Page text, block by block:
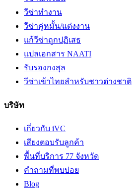
วีซ่าทำงาน
วีซ่าคู่หมั้น/แต่งงาน
แก้วีซ่าถูกปฏิเสธ
แปลเอกสาร NAATI
รับรองกงสุล
วีซ่าเข้าไทยสำหรับชาวต่างชาติ
บริษัท
เกี่ยวกับ iVC
เสียงตอบรับลูกค้า
พื้นที่บริการ 77 จังหวัด
คำถามที่พบบ่อย
Blog